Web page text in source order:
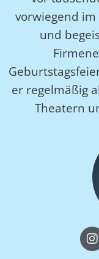
vorwiegend
und
er regelmäßig
Theatern